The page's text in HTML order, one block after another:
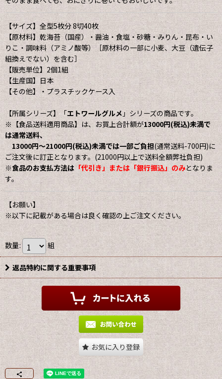
【サイズ】全型5枚分 8切40枚
【原材料】乾海苔（国産）・醤油・食塩・砂糖・みりん・昆布・い
りこ・調味料（アミノ酸等）［原材料の一部に小麦、大豆（遺伝子
組換えでない）を含む］
【販売単位】2個1組
【生産国】日本
【その他】・プラスチックケース入
【所属シリーズ】「エトワールグルメ」シリーズの商品です。
※【食品送料適用商品】は、お買上合計額が13000円(税込)未満で
は通常送料、
13000円〜21000円(税込)未満では一部ご負担(通常送料-700円)に
ご注文後に訂正となります。(21000円以上で送料全額弊社負担)
※食品のお支払方法は「代引き」または「銀行振込」のみとなりま
す。
【お願い】
※以下に記載がある場合は良く確認の上ご注文ください。
数量: 組
返品特約に関する重要事項
お気に入り登録